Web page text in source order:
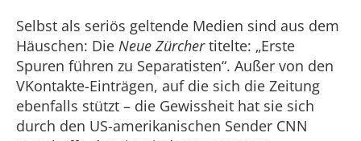
Selbst als seriös geltende Medien sind aus dem
Häuschen: Die Neue Zürchertitelte: „Erste
Spuren führen zu Separatisten“. Außer von den
VKontakte-Einträgen, auf die sich die Zeitung
ebenfalls stützt – die Gewissheit hat sie sich
durch den US-amerikanischen Sender CNN